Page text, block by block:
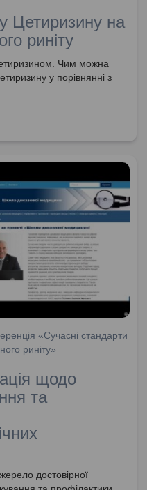
Цетиризину на
риніту
Чим можна
у порівнянні з
«Сучасні стандарти
риніту»
щодо
та
достовірної